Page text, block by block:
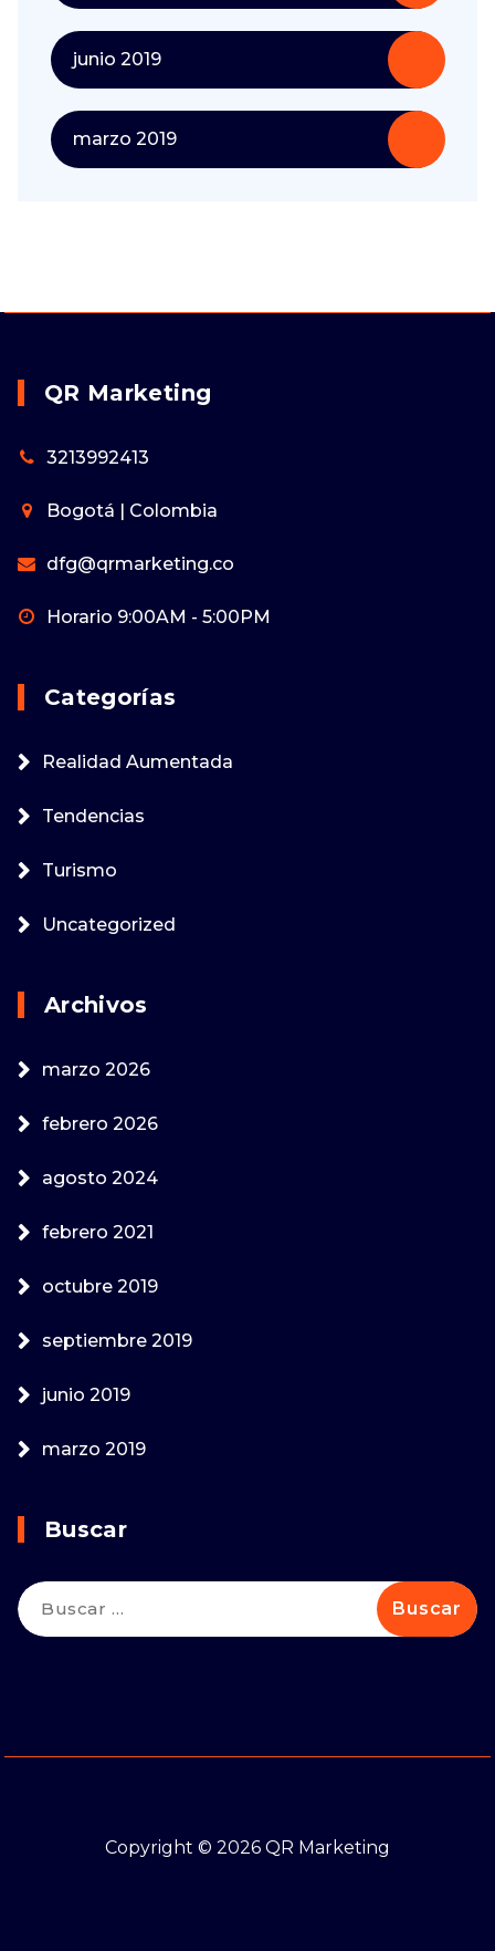
junio 2019
marzo 2019
QR Marketing
3213992413
Bogotá | Colombia
dfg@qrmarketing.co
Horario 9:00AM - 5:00PM
Categorías
Realidad Aumentada
Tendencias
Turismo
Uncategorized
Archivos
marzo 2026
febrero 2026
agosto 2024
febrero 2021
octubre 2019
septiembre 2019
junio 2019
marzo 2019
Buscar
Buscar:
Copyright © 2026 QR Marketing